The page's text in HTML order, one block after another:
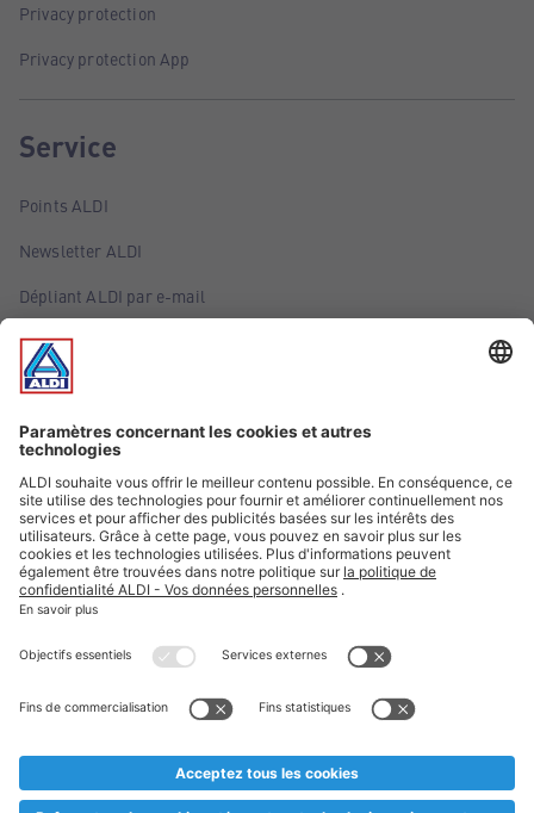
Privacy protection
Privacy protection App
Service
Points ALDI
Newsletter ALDI
Dépliant ALDI par e-mail
Offres
Infos essentielles
Suivez ALDI Belgique
Textes marqués d'un astérisque et mentions légales
* Nous vendons ces articles temporairement et jusqu'à
au cas où, malgré le planning bien étudié, nous serions
prématurément en rupture de stock. Prix Recupel et TVA incl.
** Sur ce site, l’utilisation de la forme masculine a été adoptée